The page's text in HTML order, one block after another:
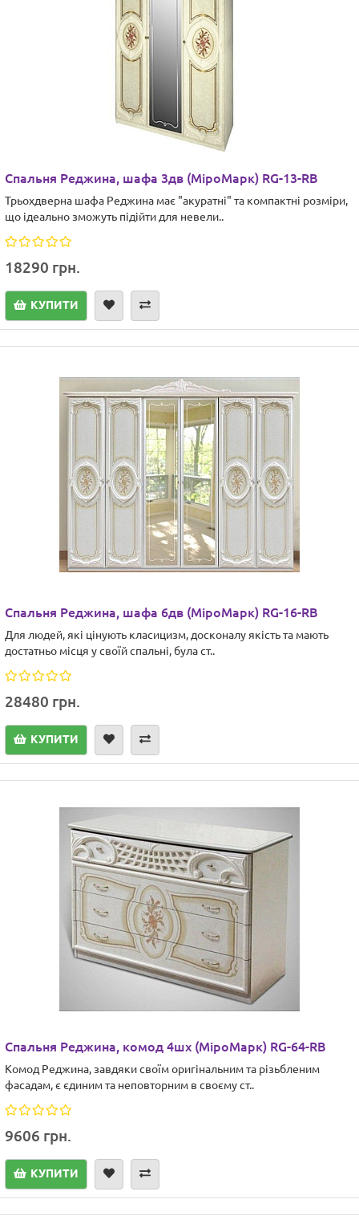
Cпальня Реджина, шафа 3дв (МіроМарк) RG-13-RB
Трьохдверна шафа Реджина має "акуратні" та компактні розміри,
що ідеально зможуть підійти для невели..
18290 грн.
КУПИТИ
Спальня Реджина, шафа 6дв (МіроМарк) RG-16-RB
Для людей, які цінують класицизм, досконалу якість та мають
достатньо місця у своїй спальні, була ст..
28480 грн.
КУПИТИ
Спальня Реджина, комод 4шх (МіроМарк) RG-64-RB
Комод Реджина, завдяки своїм оригінальним та різьбленим
фасадам, є єдиним та неповторним в своєму ст..
9606 грн.
КУПИТИ